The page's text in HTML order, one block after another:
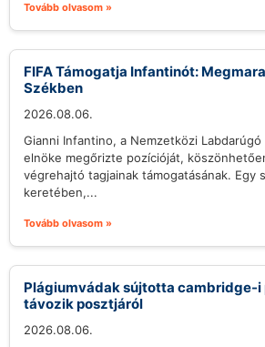
Tovább olvasom »
FIFA Támogatja Infantinót:
Székben
2026.08.06.
Gianni Infantino, a Nemzetközi Labdarúgó
elnöke megőrizte pozícióját,
végrehajtó tagjainak támogatásának. Egy
keretében,...
Tovább olvasom »
Plágiumvádak sújtotta cambridge-i
távozik posztjáról
2026.08.06.